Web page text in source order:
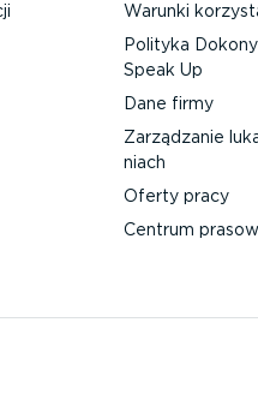
Warunki
Polityka
Speak Up
Dane firmy
Zarządzanie
niach
Oferty pracy
Centrum